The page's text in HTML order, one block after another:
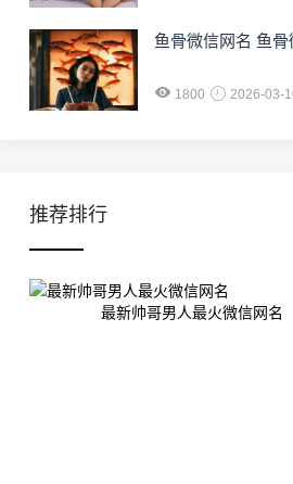
鱼骨微信网名 鱼
1800 2026-03-
推荐排行
最新帅哥男人最火微信网名